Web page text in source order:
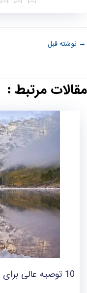
→ نوشته قبل
مقالات مرتبط :
10 توصیه عالی برای افراد مبتدی در عکاسی منظره